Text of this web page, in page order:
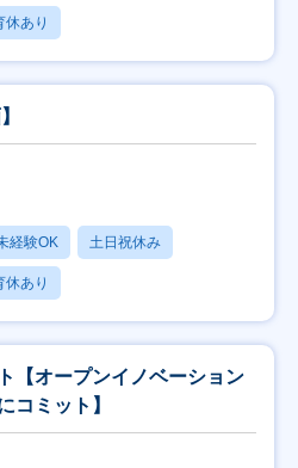
休あり
経験OK 土日祝休み
休あり
【オープンイノベーション
コミット】